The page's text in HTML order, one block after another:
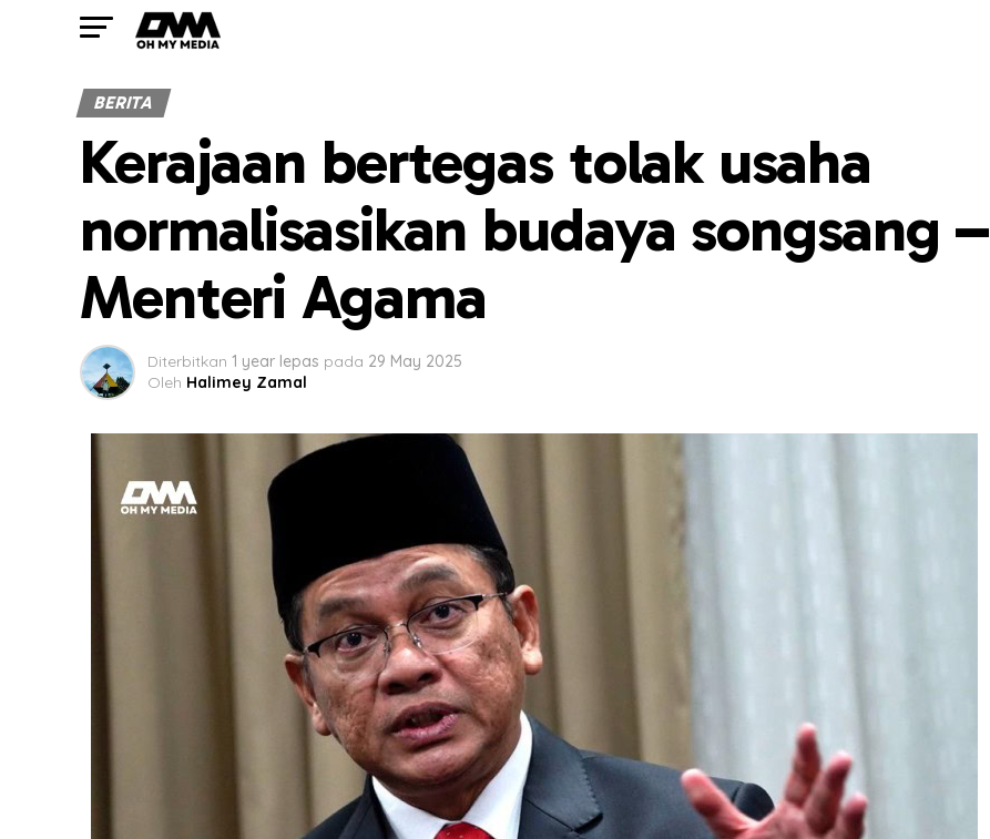
BERITA
Kerajaan bertegas tolak usaha
normalisasikan budaya songsang –
Menteri Agama
Diterbitkan 1 year lepas pada 29 May 2025
Oleh Halimey Zamal